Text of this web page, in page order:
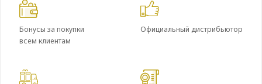
Бонусы за покупки
всем клиентам
Официальный дистрибьютор